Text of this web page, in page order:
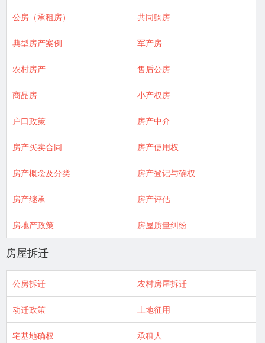
公房（承租房） 共同购房
典型房产案例 军产房
农村房产 售后公房
商品房 小产权房
户口政策 房产中介
房产买卖合同 房产使用权
房产概念及分类 房产登记与确权
房产继承 房产评估
房地产政策 房屋质量纠纷
房屋拆迁
公房拆迁 农村房屋拆迁
动迁政策 土地征用
宅基地确权 承租人